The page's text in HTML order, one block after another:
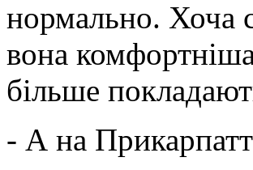
нормально. Хоча
вона
більше
- А на